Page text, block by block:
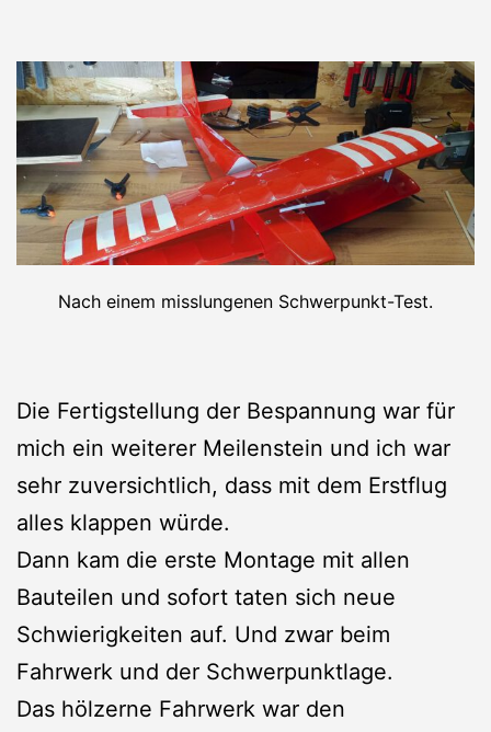
Nach einem misslungenen Schwerpunkt-Test.
Die Fertigstellung der Bespannung war für
mich ein weiterer Meilenstein und ich war
sehr zuversichtlich, dass mit dem Erstflug
alles klappen würde.
Dann kam die erste Montage mit allen
Bauteilen und sofort taten sich neue
Schwierigkeiten auf. Und zwar beim
Fahrwerk und der Schwerpunktlage.
Das hölzerne Fahrwerk war den